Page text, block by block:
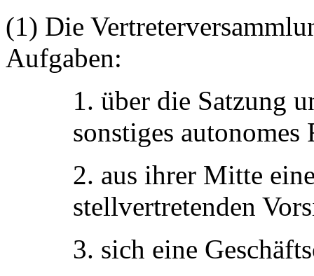
(1) Die
Aufgaben:
1. über die Satzung
sonstiges autonomes
2. aus ihrer Mitte
stellvertretenden
3. sich eine